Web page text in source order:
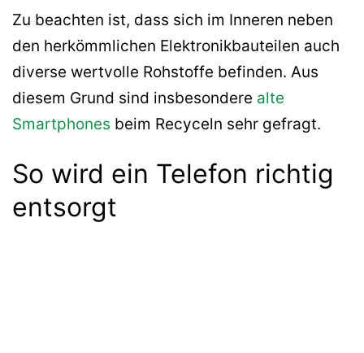
Zu beachten ist, dass sich im Inneren neben
den herkömmlichen Elektronikbauteilen auch
diverse wertvolle Rohstoffe befinden. Aus
diesem Grund sind insbesondere alte
Smartphones beim Recyceln sehr gefragt.
So wird ein Telefon richtig
entsorgt